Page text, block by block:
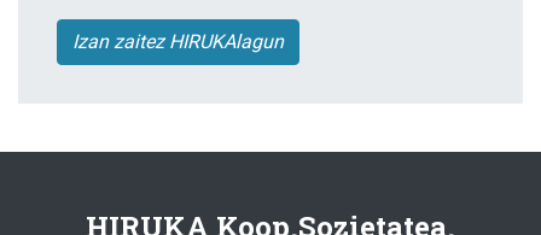
Izan zaitez HIRUKAlagun
HIRUKA Koop.Sozietatea.